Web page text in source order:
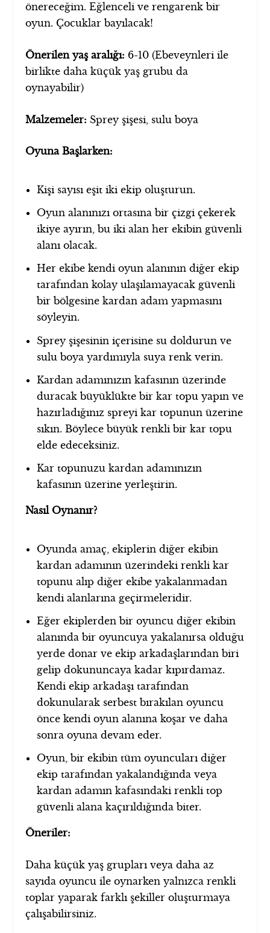
önereceğim. Eğlenceli ve rengarenk bir
oyun. Çocuklar bayılacak!
Önerilen yaş aralığı: 6-10 (Ebeveynleri ile
birlikte daha küçük yaş grubu da
oynayabilir)
Malzemeler: Sprey şişesi, sulu boya
Oyuna Başlarken:
Kişi sayısı eşit iki ekip oluşturun.
Oyun alanınızı ortasına bir çizgi çekerek
ikiye ayırın, bu iki alan her ekibin güvenli
alanı olacak.
Her ekibe kendi oyun alanının diğer ekip
tarafından kolay ulaşılamayacak güvenli
bir bölgesine kardan adam yapmasını
söyleyin.
Sprey şişesinin içerisine su doldurun ve
sulu boya yardımıyla suya renk verin.
Kardan adamınızın kafasının üzerinde
duracak büyüklükte bir kar topu yapın ve
hazırladığınız spreyi kar topunun üzerine
sıkın. Böylece büyük renkli bir kar topu
elde edeceksiniz.
Kar topunuzu kardan adamınızın
kafasının üzerine yerleştirin.
Nasıl Oynanır?
Oyunda amaç, ekiplerin diğer ekibin
kardan adamının üzerindeki renkli kar
topunu alıp diğer ekibe yakalanmadan
kendi alanlarına geçirmeleridir.
Eğer ekiplerden bir oyuncu diğer ekibin
alanında bir oyuncuya yakalanırsa olduğu
yerde donar ve ekip arkadaşlarından biri
gelip dokununcaya kadar kıpırdamaz.
Kendi ekip arkadaşı tarafından
dokunularak serbest bırakılan oyuncu
önce kendi oyun alanına koşar ve daha
sonra oyuna devam eder.
Oyun, bir ekibin tüm oyuncuları diğer
ekip tarafından yakalandığında veya
kardan adamın kafasındaki renkli top
güvenli alana kaçırıldığında biter.
Öneriler:
Daha küçük yaş grupları veya daha az
sayıda oyuncu ile oynarken yalnızca renkli
toplar yaparak farklı şekiller oluşturmaya
çalışabilirsiniz.